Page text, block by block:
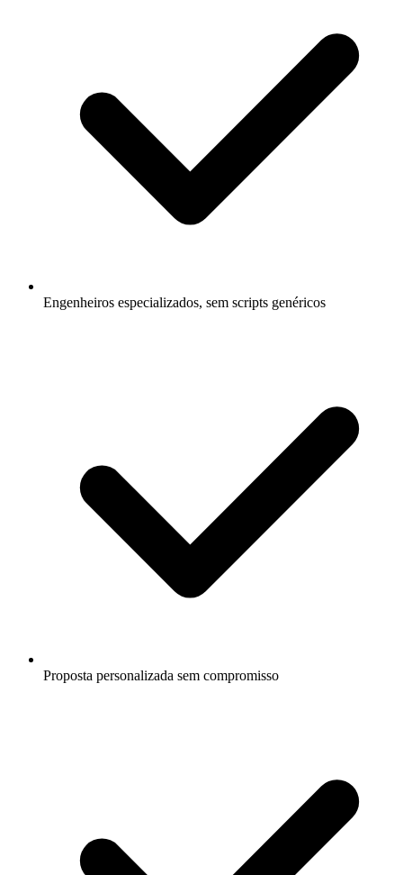
Engenheiros especializados, sem scripts genéricos
Proposta personalizada sem compromisso